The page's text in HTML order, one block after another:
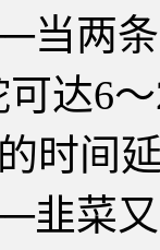
当两
达6
时间
韭菜